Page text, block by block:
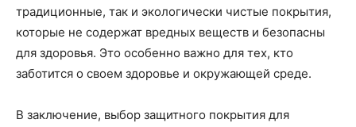
традиционные, так и экологически чистые покрытия,
которые не содержат вредных веществ и безопасны
для здоровья. Это особенно важно для тех, кто
заботится о своем здоровье и окружающей среде.
В заключение, выбор защитного покрытия для